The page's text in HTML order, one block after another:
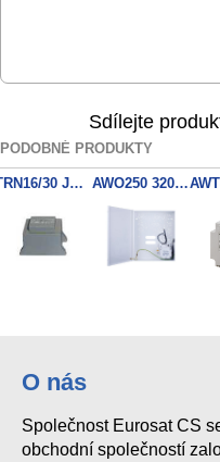
Sdílejte
PODOBNÉ PRODUKTY
TRN16/30 JBC E2030-2-038 AWO250 320x395x120mm 18/50VA
O nás
Společnost Eurosat CS
obchodní společností